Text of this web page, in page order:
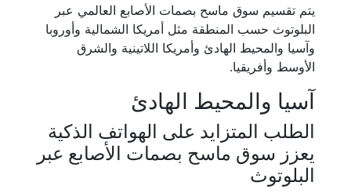
يتم تقسيم سوق ماسح بصمات الأصابع العالمي عبر
البلوتوث حسب المنطقة مثل أمريكا الشمالية وأوروبا
وآسيا والمحيط الهادئ وأمريكا اللاتينية والشرق
الأوسط وأفريقيا.
آسيا والمحيط الهادئ
الطلب المتزايد على الهواتف الذكية
يعزز سوق ماسح بصمات الأصابع عبر
البلوتوث